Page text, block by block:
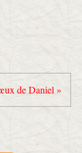
de Daniel »